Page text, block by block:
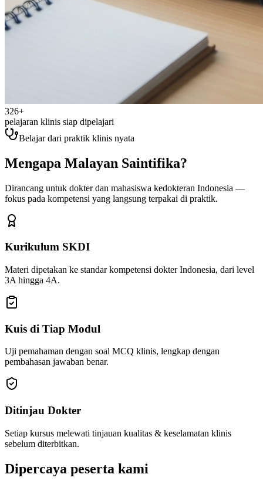
326+
pelajaran klinis siap dipelajari
Belajar dari praktik klinis nyata
Mengapa Malayan Saintifika?
Dirancang untuk dokter dan mahasiswa kedokteran Indonesia —
fokus pada kompetensi yang langsung terpakai di praktik.
Kurikulum SKDI
Materi dipetakan ke standar kompetensi dokter Indonesia, dari level
3A hingga 4A.
Kuis di Tiap Modul
Uji pemahaman dengan soal MCQ klinis, lengkap dengan
pembahasan jawaban benar.
Ditinjau Dokter
Setiap kursus melewati tinjauan kualitas & keselamatan klinis
sebelum diterbitkan.
Dipercaya peserta kami